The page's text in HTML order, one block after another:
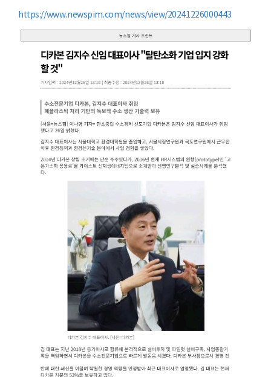
https://www.newspim.com/news/view/20241226000443